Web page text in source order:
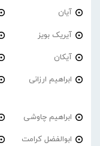
آیان
آیریک بویز
آیکان
ابراهیم ارزانی
ابراهیم چاوشی
ابوالفضل کرامت